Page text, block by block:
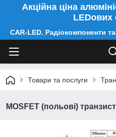
Акційна ціна
LEDових
CAR-LED. Радіокомпоненти
Товари та послуги
MOSFET (польові)